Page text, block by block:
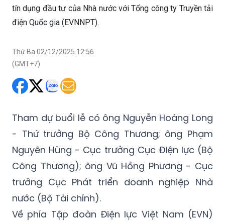
tín dụng đầu tư của Nhà nước với Tổng công ty Truyền tải
điện Quốc gia (EVNNPT).
Thứ Ba 02/12/2025 12:56
(GMT+7)
Tham dự buổi lễ có ông Nguyễn Hoàng Long
- Thứ trưởng Bộ Công Thương; ông Phạm
Nguyên Hùng - Cục trưởng Cục Điện lực (Bộ
Công Thương); ông Vũ Hồng Phương - Cục
trưởng Cục Phát triển doanh nghiệp Nhà
nước (Bộ Tài chính).
Về phía Tập đoàn Điện lực Việt Nam (EVN)